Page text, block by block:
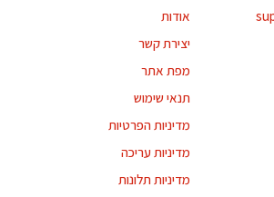
אודות
יצירת קשר
מפת אתר
תנאי שימוש
מדיניות הפרטיות
מדיניות עריכה
מדיניות תלונות